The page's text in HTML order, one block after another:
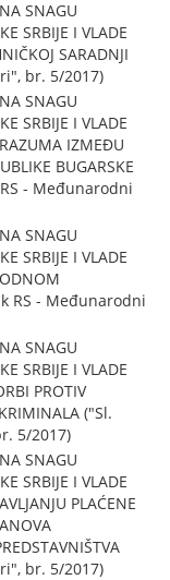
SNAGU
SRBIJE I VLADE
SARADNJI
br. 5/2017)
SNAGU
SRBIJE I VLADE
IZMEĐU
BUGARSKE
RS - Međunarodni
SNAGU
SRBIJE I VLADE
RS - Međunarodni
SNAGU
SRBIJE I VLADE
PROTIV
("Sl.
5/2017)
SNAGU
SRBIJE I VLADE
PLAĆENE
br. 5/2017)